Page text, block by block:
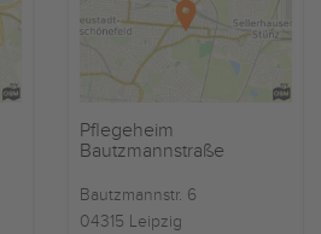
Pflegeheim
Bautzmannstraße
Bautzmannstr. 6
04315 Leipzig